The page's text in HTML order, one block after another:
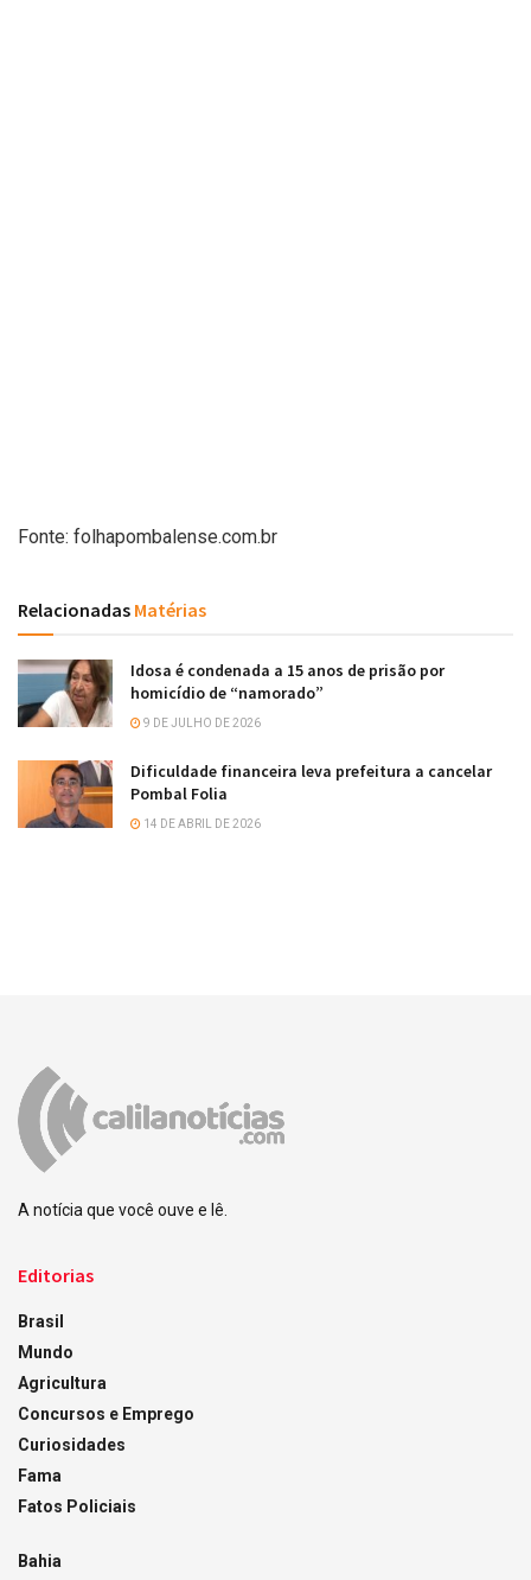
Fonte: folhapombalense.com.br
Relacionadas Matérias
Idosa é condenada a 15 anos de prisão por
homicídio de “namorado”
9 DE JULHO DE 2026
Dificuldade financeira leva prefeitura a cancelar
Pombal Folia
14 DE ABRIL DE 2026
A notícia que você ouve e lê.
Editorias
Brasil
Mundo
Agricultura
Concursos e Emprego
Curiosidades
Fama
Fatos Policiais
Bahia